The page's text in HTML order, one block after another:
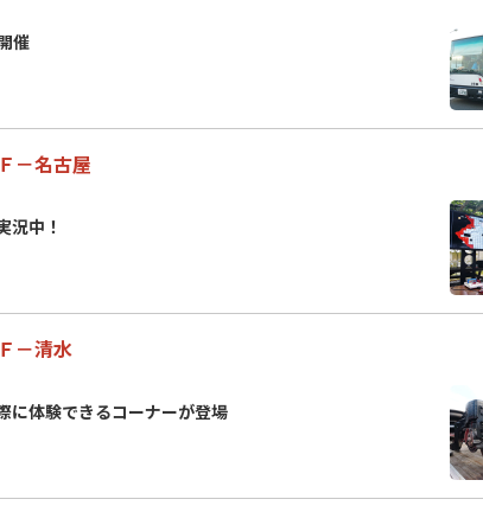
催
－名古屋
況中！
－清水
に体験できるコーナーが登場